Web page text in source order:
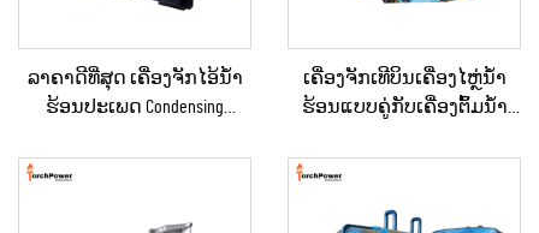
ລາຄາດີທີ່ສຸດ ເຄື່ອງຈັກໄອ້ນ້ຳ
ຮ້ອນປະເພດ Condensing
500KW, 1MW ສຳລັບການສະຫ
ອຸດສາຫະກຳ
ເຄື່ອງຈັກເທີບິນເຄື່ອງໄຫຼ່ນ້ຳ
ຮ້ອນແບບຄູ່ກັບເຄື່ອງຕົ້ມນ້ຳ
Pressure) ສອງຂັ້ນຕອນ 3MW-
ຜະລິດພະລັງງານໃນສະຖານີ